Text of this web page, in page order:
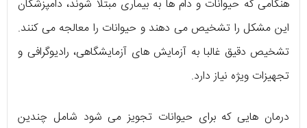
هنگامی که حیوانات و دام ها به بیماری مبتلا شوند، دامپزشکان
این مشکل را تشخیص می دهند و حیوانات را معالجه می کنند.
تشخیص دقیق غالبا به آزمایش های آزمایشگاهی، رادیوگرافی و
تجهیزات ویژه نیاز دارد.
درمان هایی که برای حیوانات تجویز می شود شامل چندین